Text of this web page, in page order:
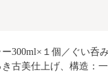
300ml×１個／ぐい呑
古美仕上げ、構造：一